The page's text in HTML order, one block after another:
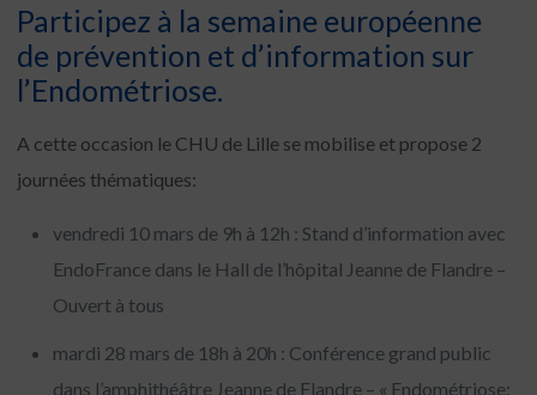
Participez à la semaine européenne
de prévention et d’information sur
l’Endométriose.
A cette occasion le CHU de Lille se mobilise et propose 2
journées thématiques:
vendredi 10 mars de 9h à 12h : Stand d’information avec
EndoFrance dans le Hall de l’hôpital Jeanne de Flandre –
Ouvert à tous
mardi 28 mars de 18h à 20h : Conférence grand public
dans l’amphithéâtre Jeanne de Flandre – « Endométriose: